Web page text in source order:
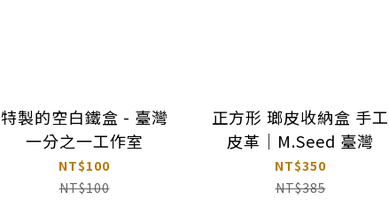
特製的空白鐵盒 - 臺灣
一分之一工作室
NT$100
NT$100
正方形 瑯皮收納盒 手工
皮革｜M.Seed 臺灣
NT$350
NT$385